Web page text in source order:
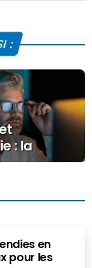
:
: la
bleue est-
en
pour les